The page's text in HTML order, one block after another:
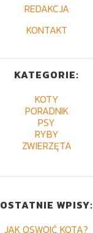
REDAKCJA
KONTAKT
KATEGORIE:
KOTY
PORADNIK
PSY
RYBY
ZWIERZĘTA
OSTATNIE WPISY:
JAK OSWOIĆ KOTA?